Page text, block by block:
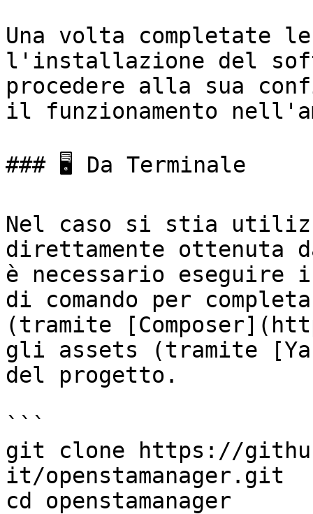
Una volta completate
l'installazione del
procedere alla sua
il funzionamento
### 🖥️ Da Terminale
Nel caso si stia
direttamente ottenuta
è necessario eseguire
di comando per
(tramite
gli assets (tramite
del progetto.
```
git clone https://
it/openstamanager.git
cd openstamanager